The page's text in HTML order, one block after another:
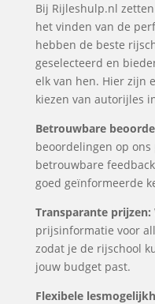
Bij Rijleshulp.nl
het vinden van de
hebben de beste
geselecteerd en
elk van hen. Hier zijn
kiezen van autorijles
Betrouwbare
beoordelingen op
betrouwbare
goed geïnformeerde
Transparante prijzen:
prijsinformatie voor
zodat je de rijschool
jouw budget past.
Flexibele